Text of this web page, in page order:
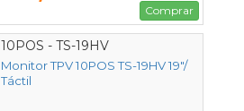
Comprar
10POS - TS-19HV
Monitor TPV 10POS TS-19HV 19"/
Táctil